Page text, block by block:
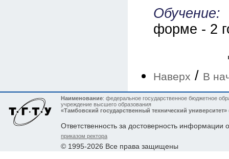
Обучение:
форме - 2
Наверх / В
Наименование: федеральное государственное бюджетное
учреждение высшего образования
«Тамбовский государственный технический
Ответственность за достоверность информации
приказом ректора
© 1995-2026 Все права защищены